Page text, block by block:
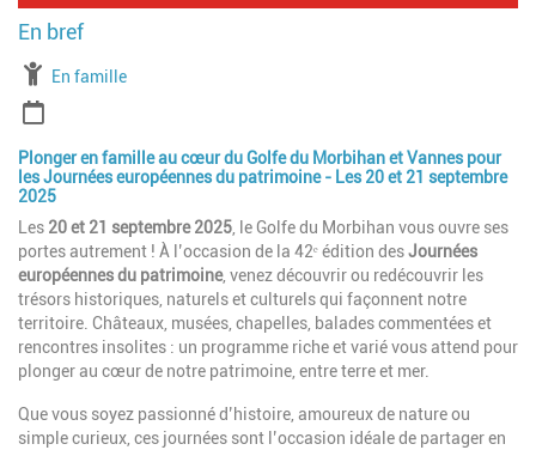
À partir de
En famille
Plonger en famille au cœur du Golfe du Morbihan et Vannes pour
les Journées européennes du patrimoine - Les 20 et 21 septembre
2025
Les 20 et 21 septembre 2025 , le Golfe du Morbihan vous ouvre ses
portes autrement ! À l’occasion de la 42ᵉ édition desJournées
européennes du patrimoine, venez découvrir ou redécouvrir les
trésors historiques, naturels et culturels qui façonnent notre
territoire. Châteaux, musées, chapelles, balades commentées et
rencontres insolites : un programme riche et varié vous attend pour
plonger au cœur de notre patrimoine, entre terre et mer.
Que vous soyez passionné d’histoire, amoureux de nature ou
simple curieux, ces journées sont l’occasion idéale de partager en